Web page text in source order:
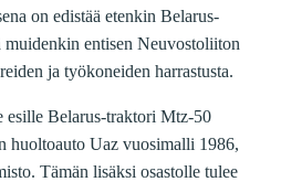
on edistää etenkin Belarus-
muidenkin entisen Neuvostoliiton
ja työkoneiden harrastusta.
esille Belarus-traktori Mtz-50
huoltoauto Uaz vuosimalli 1986,
Tämän lisäksi osastolle tulee